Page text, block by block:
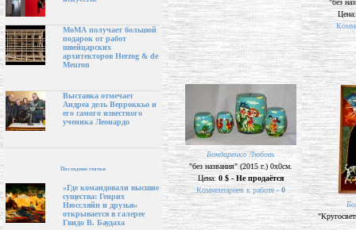
МоМА получает большой
подарок от работ
швейцарских
архитекторов Herzog & de
Meuron
Выставка отмечает
Андреа дель Верроккьо и
его самого известного
ученика Леонардо
Последние статьи
«Где командовали высшие
существа: Генрих
Нюссляйн и друзья»
открывается в галерее
Гвидо В. Баудаха
"без
Бондаренко Любовь
"без названия" (2015 г.) 0х0см.
Цена: 0 $ - Не продаётся
Комментариев к работе -0